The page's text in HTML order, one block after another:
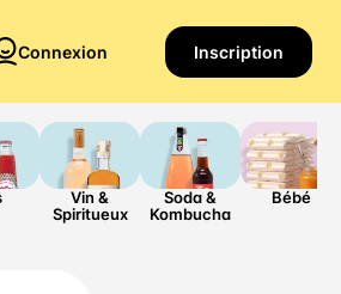
Connexion Inscription
Vin &
Spiritueux
Soda &
Kombucha
Bébé